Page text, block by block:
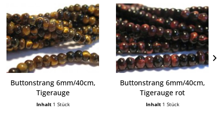
Buttonstrang 6mm/40cm,
Tigerauge
Inhalt 1 Stück
Buttonstrang 6mm/40cm,
Tigerauge rot
Inhalt 1 Stück